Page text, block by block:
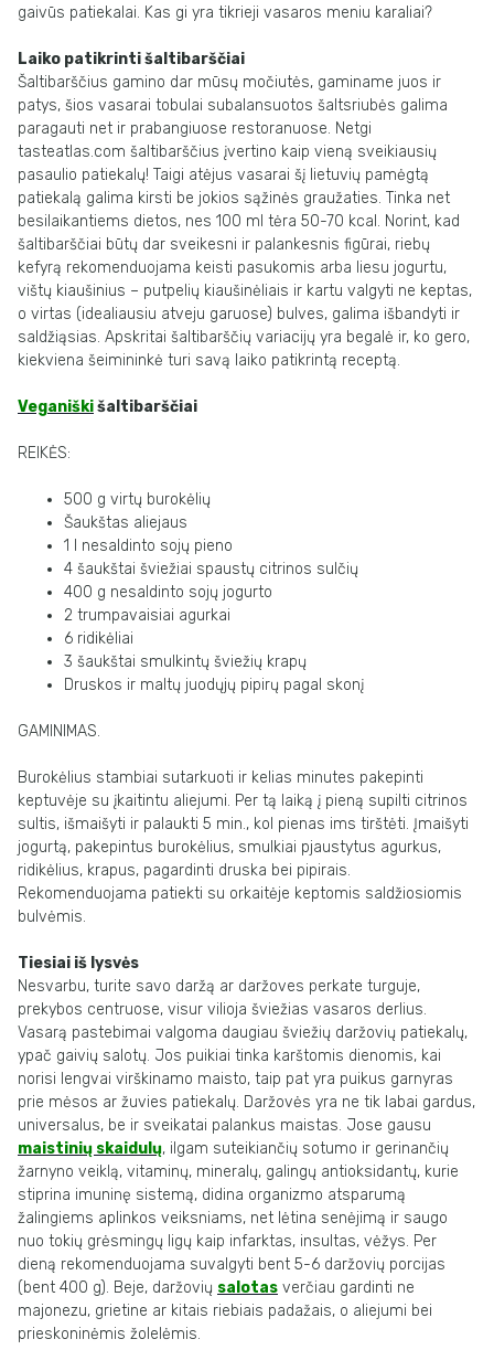
gaivūs patiekalai. Kas gi yra tikrieji vasaros meniu karaliai?
Laiko patikrinti šaltibarščiai
Šaltibarščius gamino dar mūsų močiutės, gaminame juos ir
patys, šios vasarai tobulai subalansuotos šaltsriubės galima
paragauti net ir prabangiuose restoranuose. Netgi
tasteatlas.com šaltibarščius įvertino kaip vieną sveikiausių
pasaulio patiekalų! Taigi atėjus vasarai šį lietuvių pamėgtą
patiekalą galima kirsti be jokios sąžinės graužaties. Tinka net
besilaikantiems dietos, nes 100 ml tėra 50-70 kcal. Norint, kad
šaltibarščiai būtų dar sveikesni ir palankesnis figūrai, riebų
kefyrą rekomenduojama keisti pasukomis arba liesu jogurtu,
vištų kiaušinius – putpelių kiaušinėliais ir kartu valgyti ne keptas,
o virtas (idealiausiu atveju garuose) bulves, galima išbandyti ir
saldžiąsias. Apskritai šaltibarščių variacijų yra begalė ir, ko gero,
kiekviena šeimininkė turi savą laiko patikrintą receptą.
Veganiškišaltibarščiai
REIKĖS:
500 g virtų burokėlių
Šaukštas aliejaus
1 l nesaldinto sojų pieno
4 šaukštai šviežiai spaustų citrinos sulčių
400 g nesaldinto sojų jogurto
2 trumpavaisiai agurkai
6 ridikėliai
3 šaukštai smulkintų šviežių krapų
Druskos ir maltų juodųjų pipirų pagal skonį
GAMINIMAS.
Burokėlius stambiai sutarkuoti ir kelias minutes pakepinti
keptuvėje su įkaitintu aliejumi. Per tą laiką į pieną supilti citrinos
sultis, išmaišyti ir palaukti 5 min., kol pienas ims tirštėti. Įmaišyti
jogurtą, pakepintus burokėlius, smulkiai pjaustytus agurkus,
ridikėlius, krapus, pagardinti druska bei pipirais.
Rekomenduojama patiekti su orkaitėje keptomis saldžiosiomis
bulvėmis.
Tiesiai iš lysvės
Nesvarbu, turite savo daržą ar daržoves perkate turguje,
prekybos centruose, visur vilioja šviežias vasaros derlius.
Vasarą pastebimai valgoma daugiau šviežių daržovių patiekalų,
ypač gaivių salotų. Jos puikiai tinka karštomis dienomis, kai
norisi lengvai virškinamo maisto, taip pat yra puikus garnyras
prie mėsos ar žuvies patiekalų. Daržovės yra ne tik labai gardus,
universalus, be ir sveikatai palankus maistas. Jose gausu
maistinių skaidulų, ilgam suteikiančių sotumo ir gerinančių
žarnyno veiklą, vitaminų, mineralų, galingų antioksidantų, kurie
stiprina imuninę sistemą, didina organizmo atsparumą
žalingiems aplinkos veiksniams, net lėtina senėjimą ir saugo
nuo tokių grėsmingų ligų kaip infarktas, insultas, vėžys. Per
dieną rekomenduojama suvalgyti bent 5-6 daržovių porcijas
(bent 400 g). Beje, daržovių salotas verčiau gardinti ne
majonezu, grietine ar kitais riebiais padažais, o aliejumi bei
prieskoninėmis žolelėmis.